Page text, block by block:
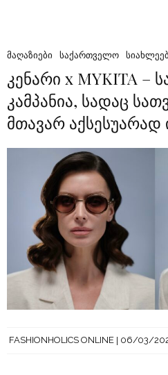
ᲛᲐᲦᲐᲖᲘᲔᲑᲘ ᲡᲐᲥᲐᲠᲗᲕᲔᲚᲝ
კენარი x MYKITA –
კამპანია, სადაც
მთავარ აქსესუარად
FASHIONHOLICS ONLINE 06/03/